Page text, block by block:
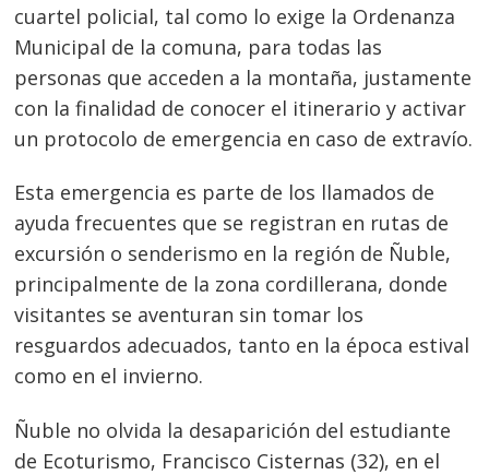
cuartel policial, tal como lo exige la Ordenanza
Municipal de la comuna, para todas las
personas que acceden a la montaña, justamente
con la finalidad de conocer el itinerario y activar
un protocolo de emergencia en caso de extravío.
Esta emergencia es parte de los llamados de
ayuda frecuentes que se registran en rutas de
excursión o senderismo en la región de Ñuble,
principalmente de la zona cordillerana, donde
visitantes se aventuran sin tomar los
resguardos adecuados, tanto en la época estival
como en el invierno.
Ñuble no olvida la desaparición del estudiante
de Ecoturismo, Francisco Cisternas (32), en el